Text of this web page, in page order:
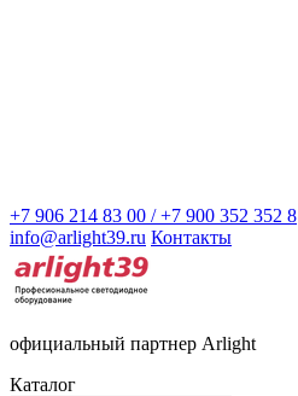
+7 906 214 83 00 / +7 900 352 352 8
info@arlight39.ru Контакты
официальный партнер Arlight
Каталог